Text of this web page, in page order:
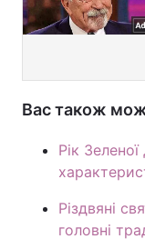
Вас також
Рік
Різдвяні
головні